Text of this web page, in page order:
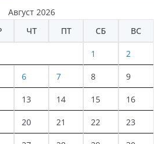
Август 2026
ЧТ ПТ СБ ВС
1 2
6 7 8 9
13 14 15 16
20 21 22 23